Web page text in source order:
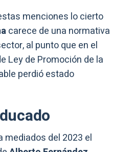
menciones lo cierto
carece de una normativa
al punto que en el
Ley de Promoción de la
perdió estado
mediados del 2023 el